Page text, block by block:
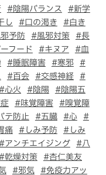
#陰陽バランス
#新学
し #口の渇き
#白き
予防 #風邪対策
#長
フード #キヌア
#血
#睡眠障害 #寒邪
#
#百会 #交感神経
#
#心火 #陰陽
#陰陽五
#味覚障害
#嗅覚障
テ防止 #五臓 #心
#
痛 #しみ予防
#しみ
#アンチエイジング
#八
#乾燥対策
#杏仁美友
#邪気
#免疫力アッ